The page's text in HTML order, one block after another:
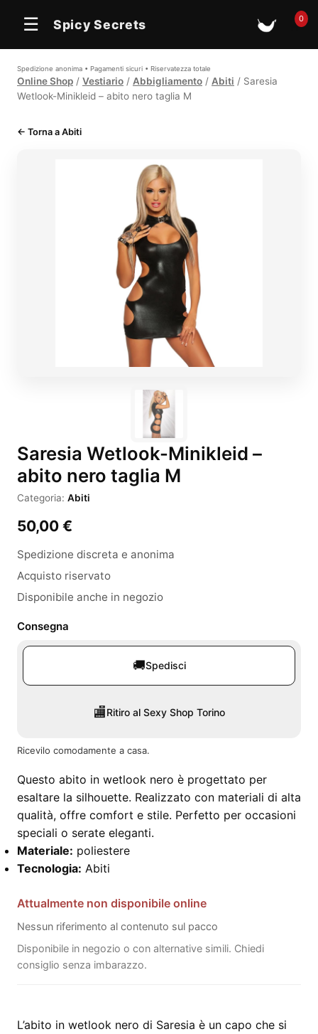
☰ Spicy Secrets 🛒0
Spedizione anonima • Pagamenti sicuri • Riservatezza totale
Online Shop / Vestiario / Abbigliamento / Abiti / Saresia
Wetlook-Minikleid – abito nero taglia M
← Torna a Abiti
Saresia Wetlook-Minikleid –
abito nero taglia M
Categoria: Abiti
50,00 €
Spedizione discreta e anonima
Acquisto riservato
Disponibile anche in negozio
Consegna
🚚Spedisci
🏬Ritiro al Sexy Shop Torino
Ricevilo comodamente a casa.
Questo abito in wetlook nero è progettato per
esaltare la silhouette. Realizzato con materiali di alta
qualità, offre comfort e stile. Perfetto per occasioni
speciali o serate eleganti.
Materiale: poliestere
Tecnologia: Abiti
Attualmente non disponibile online
Nessun riferimento al contenuto sul pacco
Disponibile in negozio o con alternative simili. Chiedi
consiglio senza imbarazzo.
L’abito in wetlook nero di Saresia è un capo che si
In